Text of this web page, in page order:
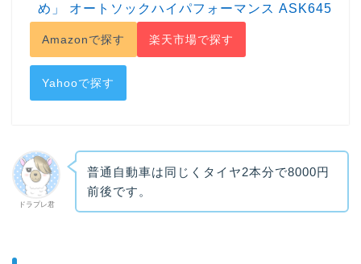
め」 オートソックハイパフォーマンス ASK645
Amazonで探す 楽天市場で探す
Yahooで探す
ドラプレ君
普通自動車は同じくタイヤ2本分で8000円
前後です。